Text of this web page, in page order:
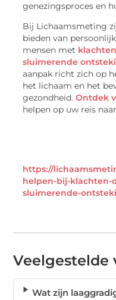
genezingsproces en
Bij Lichaamsmeting
bieden van
mensen met
sluimerende
aanpak richt zich op
het lichaam en het
gezondheid.Ontdek
helpen op uw reis
https://
helpen-bij-klachten-
sluimerende-
Veelgestelde
Wat zijn